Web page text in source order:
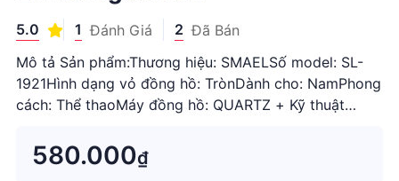
5.0 1 Đánh Giá 2 Đã Bán
Mô tả Sản phẩm:Thương hiệu: SMAELSố model: SL-
1921Hình dạng vỏ đồng hồ: TrònDành cho: NamPhong
cách: Thể thaoMáy đồng hồ: QUARTZ + Kỹ thuật
liệu dây đ...
580.000₫